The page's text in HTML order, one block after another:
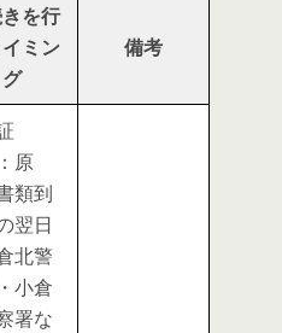
を行
ミン
グ
備考
原
類到
翌日
北警
小倉
署な